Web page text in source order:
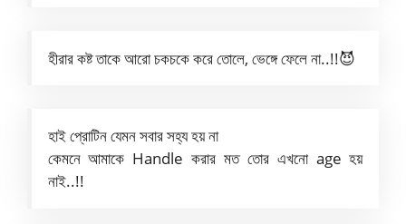
হীরার কষ্ট তাকে আরো চকচকে করে তোলে, ভেঙ্গে ফেলে না..!!😈
হাই প্রোটিন যেমন সবার সহ্য হয় না
কেমনে আমাকে Handle করার মত তোর এখনো age হয়
নাই..!!